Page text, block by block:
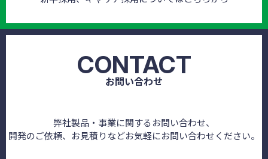
CONTACT
お問い合わせ
弊社製品・事業に関するお問い合わせ、
開発のご依頼、お見積りなどお気軽にお問い合わせください。